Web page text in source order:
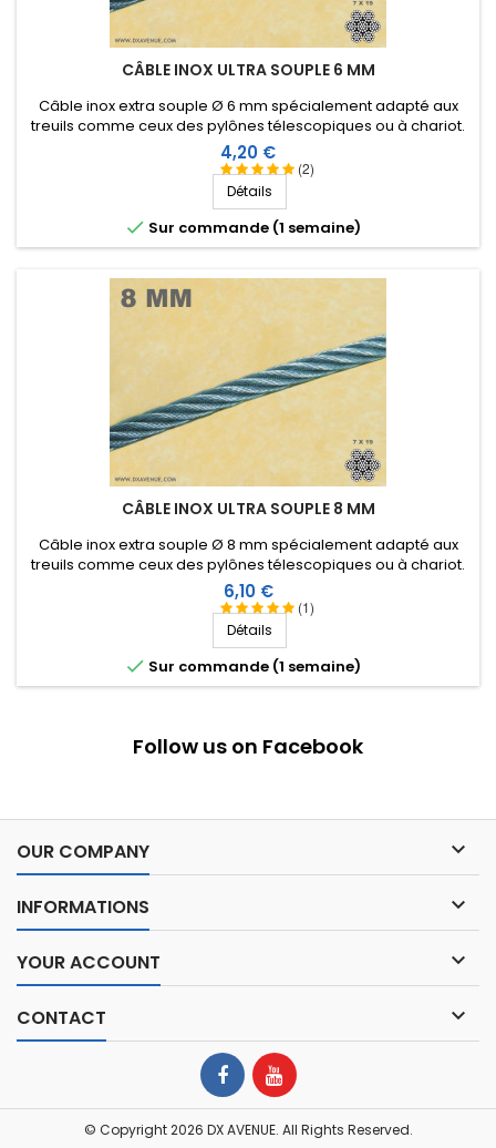
CÂBLE INOX ULTRA SOUPLE 6 MM
(2)
Câble inox extra souple Ø 6 mm spécialement adapté aux
treuils comme ceux des pylônes télescopiques ou à chariot.
Prix
4,20 €
Détails
 Sur commande (1 semaine)
CÂBLE INOX ULTRA SOUPLE 8 MM
(1)
Câble inox extra souple Ø 8 mm spécialement adapté aux
treuils comme ceux des pylônes télescopiques ou à chariot.
Prix
6,10 €
Détails
 Sur commande (1 semaine)
Follow us on Facebook
OUR COMPANY 
INFORMATIONS 
YOUR ACCOUNT 
CONTACT 
© Copyright 2026 DX AVENUE. All Rights Reserved.